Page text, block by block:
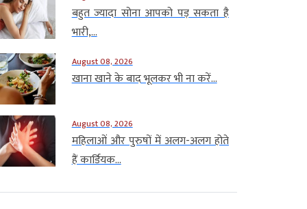
बहुत ज्यादा सोना आपको पड़ सकता है
भारी,...
August 08, 2026
खाना खाने के बाद भूलकर भी ना करें...
August 08, 2026
महिलाओं और पुरुषों में अलग-अलग होते
हैं कार्डियक...